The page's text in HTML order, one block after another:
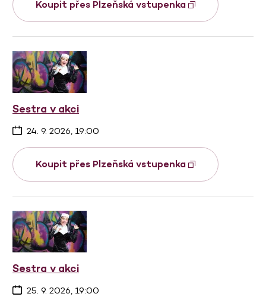
Koupit přes Plzeňská vstupenka
Sestra v akci
24. 9. 2026, 19:00
Koupit přes Plzeňská vstupenka
Sestra v akci
25. 9. 2026, 19:00